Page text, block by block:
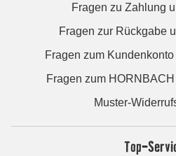
Fragen zu Zahlung
Fragen zur Rückgabe
Fragen zum
Fragen zum
Muster-
Top-